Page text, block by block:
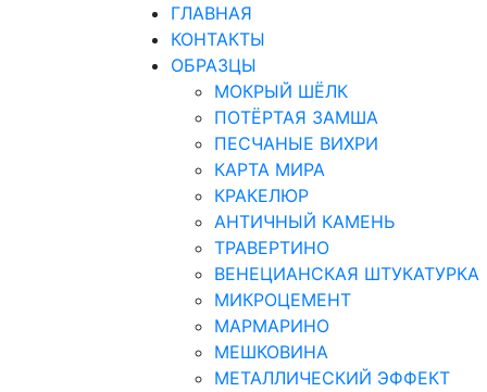
ГЛАВНАЯ
КОНТАКТЫ
ОБРАЗЦЫ
МОКРЫЙ ШЁЛК
ПОТЁРТАЯ ЗАМША
ПЕСЧАНЫЕ ВИХРИ
КАРТА МИРА
КРАКЕЛЮР
АНТИЧНЫЙ КАМЕНЬ
ТРАВЕРТИНО
ВЕНЕЦИАНСКАЯ ШТУКАТУРКА
МИКРОЦЕМЕНТ
МАРМАРИНО
МЕШКОВИНА
МЕТАЛЛИЧЕСКИЙ ЭФФЕКТ